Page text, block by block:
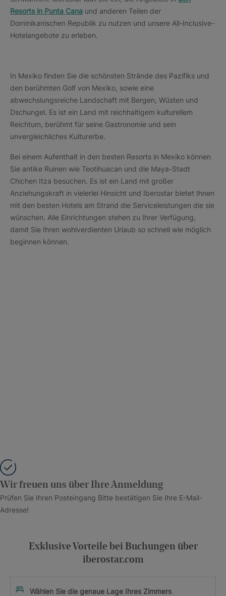
Resorts in Punta Cana und anderen Teilen der
Dominikanischen Republik zu nutzen und unsere All-Inclusive-
Hotelangebote zu erleben.
In Mexiko finden Sie die schönsten Strände des Pazifiks und
den berühmten Golf von Mexiko, sowie eine
abwechslungsreiche Landschaft mit Bergen, Wüsten und
Dschungel. Es ist ein Land mit reichhaltigem kulturellem
Reichtum, berühmt für seine Gastronomie und sein
unvergleichliches Kulturerbe.
Bei einem Aufenthalt in den besten Resorts in Mexiko können
Sie antike Ruinen wie Teotihuacan und die Maya-Stadt
Chichen Itza besuchen. Es ist ein Land mit großer
Anziehungskraft in vielerlei Hinsicht und Iberostar bietet Ihnen
mit den besten Hotels am Strand die Serviceleistungen die sie
wünschen. Alle Einrichtungen stehen zu Ihrer Verfügung,
damit Sie Ihren wohlverdienten Urlaub so schnell wie möglich
beginnen können.
Wir freuen uns über Ihre Anmeldung
Prüfen Sie Ihren Posteingang Bitte bestätigen Sie Ihre E-Mail-
Adresse!
Exklusive Vorteile bei Buchungen über
iberostar.com
Wählen Sie die genaue Lage Ihres Zimmers